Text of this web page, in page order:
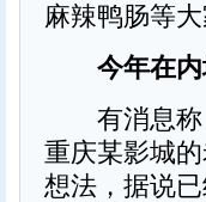
麻辣鸭肠等
今年在
有消息称
重庆某影城
想法，据说